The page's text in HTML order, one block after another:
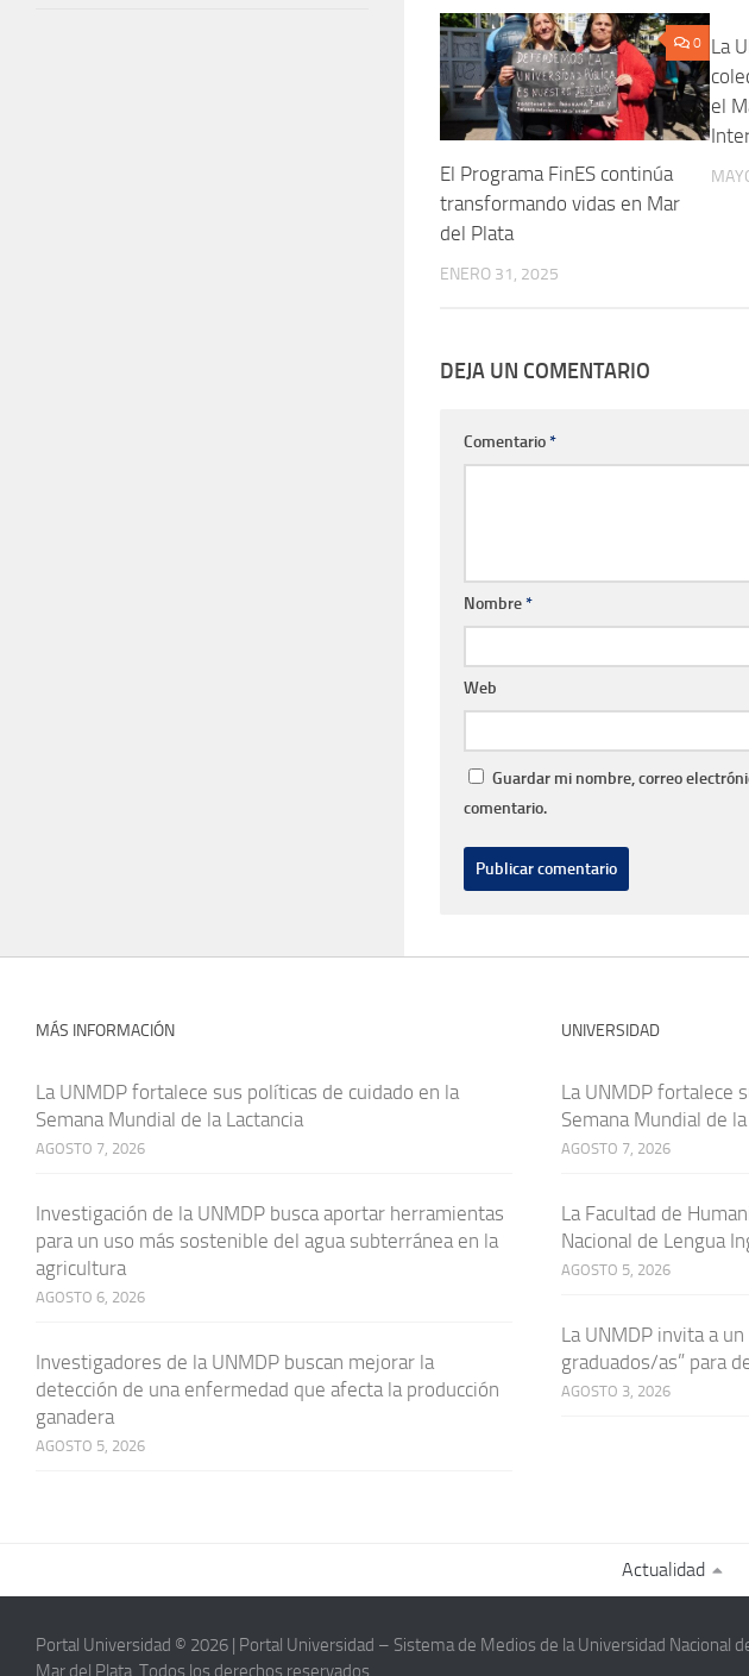
0
El Programa FinES continúa
transformando vidas en Mar
del Plata
ENERO 31, 2025
La
el
DEJA UN COMENTARIO
Comentario*
Nombre*
Web
Guardar mi nombre, correo
comentario.
MÁS INFORMACIÓN
La UNMDP fortalece sus políticas de cuidado en la
Semana Mundial de la Lactancia
AGOSTO 7, 2026
Investigación de la UNMDP busca aportar herramientas
para un uso más sostenible del agua subterránea en la
agricultura
AGOSTO 6, 2026
Investigadores de la UNMDP buscan mejorar la
detección de una enfermedad que afecta la producción
ganadera
AGOSTO 5, 2026
UNIVERSIDAD
La UNMDP fortalece
Semana Mundial de
AGOSTO 7, 2026
La Facultad de
Nacional de Lengua
AGOSTO 5, 2026
La UNMDP invita a
graduados/as” para
AGOSTO 3, 2026
Actualidad
Portal Universidad © 2026 | Portal Universidad – Sistema de Medios de la Universidad Nacional
Mar del Plata. Todos los derechos reservados.